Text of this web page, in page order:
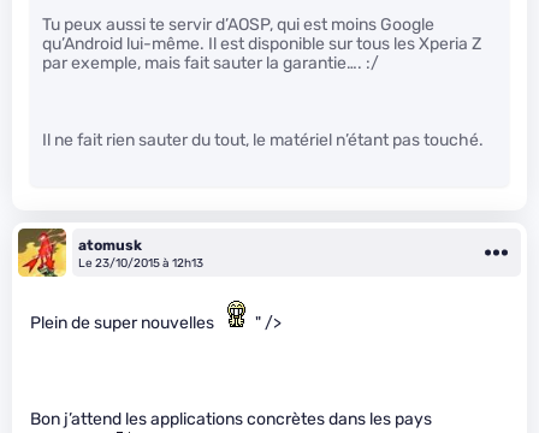
Tu peux aussi te servir d’AOSP, qui est moins Google
qu’Android lui-même. Il est disponible sur tous les Xperia Z
par exemple, mais fait sauter la garantie…. :/
Il ne fait rien sauter du tout, le matériel n’étant pas touché.
atomusk
Le 23/10/2015 à 12h13
Plein de super nouvelles " />
Bon j’attend les applications concrètes dans les pays